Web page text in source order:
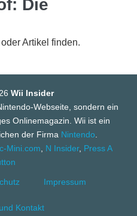
Die
Artikel finden.
Wii Insider
Webseite, sondern ein
Onlinemagazin. Wii ist ein
der Firma Nintendo
Mini.com N Insider, Press A
Impressum
Kontakt